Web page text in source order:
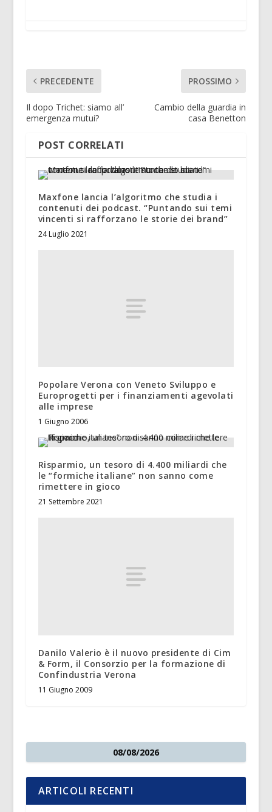
PRECEDENTE
Il dopo Trichet: siamo all’
emergenza mutui?
PROSSIMO
Cambio della guardia in
casa Benetton
POST CORRELATI
Maxfone lancia l’algoritmo che studia i
contenuti dei podcast. “Puntando sui temi
vincenti si rafforzano le storie dei brand”
24 Luglio 2021
Popolare Verona con Veneto Sviluppo e
Europrogetti per i finanziamenti agevolati
alle imprese
1 Giugno 2006
Risparmio, un tesoro di 4.400 miliardi che
le “formiche italiane” non sanno come
rimettere in gioco
21 Settembre 2021
Danilo Valerio è il nuovo presidente di Cim
& Form, il Consorzio per la formazione di
Confindustria Verona
11 Giugno 2009
08/08/2026
ARTICOLI RECENTI